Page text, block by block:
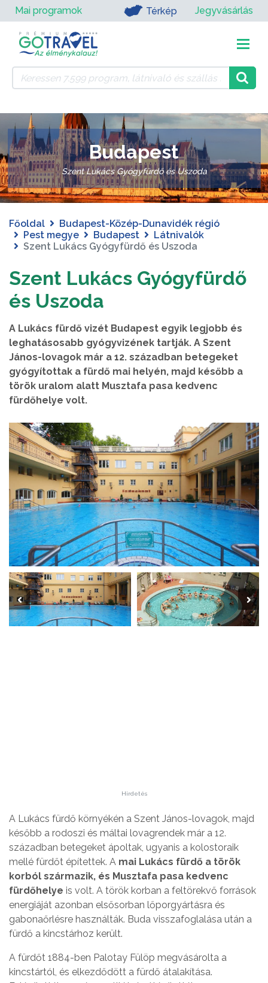
Mai programok Térkép Jegyvásárlás
Budapest
Szent Lukács Gyógyfürdő és Uszoda
Főoldal
Budapest-Közép-Dunavidék régió
Pest megye
Budapest
Látnivalók
Szent Lukács Gyógyfürdő és Uszoda
Szent Lukács Gyógyfürdő
és Uszoda
A Lukács fürdő vizét Budapest egyik legjobb és
leghatásosabb gyógyvizének tartják. A Szent
János-lovagok már a 12. században betegeket
gyógyítottak a fürdő mai helyén, majd később a
török uralom alatt Musztafa pasa kedvenc
fürdőhelye volt.
Hirdetés
A Lukács fürdő környékén a Szent János-lovagok, majd
később a rodoszi és máltai lovagrendek már a 12.
században betegeket ápoltak, ugyanis a kolostoraik
mellé fürdőt építettek. A mai Lukács fürdő a török
korból származik, és Musztafa pasa kedvenc
fürdőhelye is volt. A török korban a feltörekvő források
energiáját azonban elsősorban lőporgyártásra és
gabonaőrlésre használták. Buda visszafoglalása után a
fürdő a kincstárhoz került.
A fürdőt 1884-ben Palotay Fülöp megvásárolta a
kincstártól, és elkezdődött a fürdő átalakítása.